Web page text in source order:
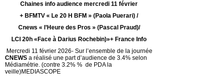
Chaines info audience mercredi 11 février
+ BFMTV « Le 20 H BFM » (Paola Puerari) /
Cnews « l’Heure des Pros » (Pascal Praud)/
LCI 20h «Face à Darius Rochebin)»+ France Info
Mercredi 11 février 2026- Sur l’ensemble de la journée
CNEWS a réalisé une part d’audience de 3.4% selon
Médiamétrie. (contre 3.2% % de PDA la
veille)MEDIASCOPE